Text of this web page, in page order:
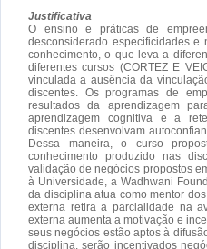
Justificativa
O ensino e práticas de
desconsiderado especificidades e
conhecimento, o que leva a
diferentes cursos (CORTEZ E
vinculada a ausência da
discentes. Os programas de
resultados da aprendizagem
aprendizagem cognitiva e a
discentes desenvolvam
Dessa maneira, o curso
conhecimento produzido nas
validação de negócios propostos
à Universidade, a Wadhwani
da disciplina atua como mentor
externa retira a parcialidade na
externa aumenta a motivação e
seus negócios estão aptos à
disciplina, serão incentivados